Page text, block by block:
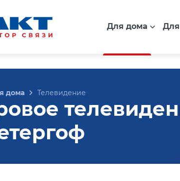
Для дома Для
дома Телевидение